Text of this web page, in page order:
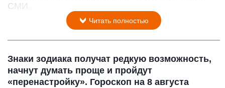
СМИ.
Читать полностью
Знаки зодиака получат редкую возможность,
начнут думать проще и пройдут
«перенастройку». Гороскоп на 8 августа